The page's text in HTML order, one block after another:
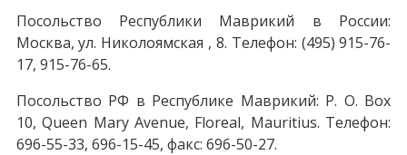
Посольство Республики Маврикий в России:
Москва, ул. Николоямская , 8. Телефон: (495) 915-76-
17, 915-76-65.
Посольство РФ в Республике Маврикий: P. O. Box
10, Queen Mary Avenue, Floreal, Mauritius. Телефон:
696-55-33, 696-15-45, факс: 696-50-27.